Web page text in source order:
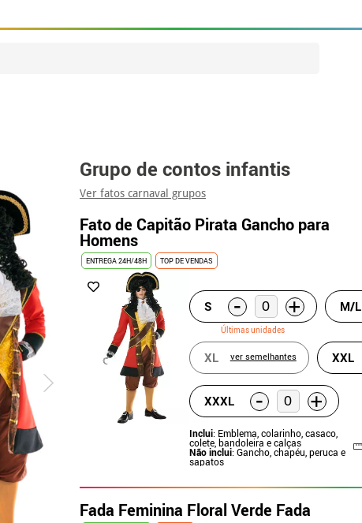
Grupo de contos infantis
Ver fatos carnaval grupos
Fato de Capitão Pirata Gancho para
Homens
ENTREGA 24H/48H TOP DE VENDAS
S - +
Últimas unidades
M/L
XL ver semelhantes XXL
XXXL - +
Inclui: Emblema, colarinho, casaco,
colete, bandoleira e calças
Não inclui: Gancho, chapéu, peruca e
sapatos
Fada Feminina Floral Verde Fada